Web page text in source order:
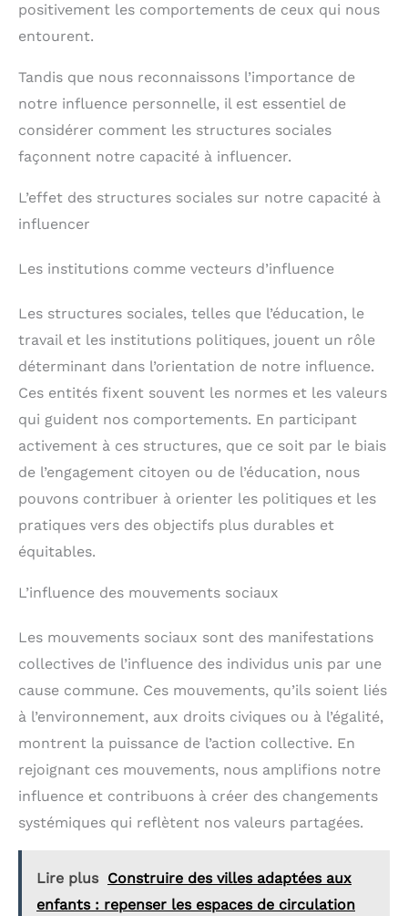
positivement les comportements de ceux qui nous
entourent.
Tandis que nous reconnaissons l’importance de
notre influence personnelle, il est essentiel de
considérer comment les structures sociales
façonnent notre capacité à influencer.
L’effet des structures sociales sur notre capacité à
influencer
Les institutions comme vecteurs d’influence
Les structures sociales, telles que l’éducation, le
travail et les institutions politiques, jouent un rôle
déterminant dans l’orientation de notre influence.
Ces entités fixent souvent les normes et les valeurs
qui guident nos comportements. En participant
activement à ces structures, que ce soit par le biais
de l’engagement citoyen ou de l’éducation, nous
pouvons contribuer à orienter les politiques et les
pratiques vers des objectifs plus durables et
équitables.
L’influence des mouvements sociaux
Les mouvements sociaux sont des manifestations
collectives de l’influence des individus unis par une
cause commune. Ces mouvements, qu’ils soient liés
à l’environnement, aux droits civiques ou à l’égalité,
montrent la puissance de l’action collective. En
rejoignant ces mouvements, nous amplifions notre
influence et contribuons à créer des changements
systémiques qui reflètent nos valeurs partagées.
Lire plus Construire des villes adaptées aux
enfants : repenser les espaces de circulation